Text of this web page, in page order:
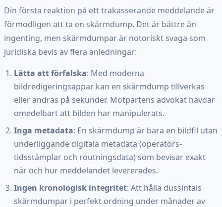
Din första reaktion på ett trakasserande meddelande är
förmodligen att ta en skärmdump. Det är bättre än
ingenting, men skärmdumpar är notoriskt svaga som
juridiska bevis av flera anledningar:
Lätta att förfalska: Med moderna
bildredigeringsappar kan en skärmdump tillverkas
eller ändras på sekunder. Motpartens advokat hävdar
omedelbart att bilden har manipulerats.
Inga metadata: En skärmdump är bara en bildfil utan
underliggande digitala metadata (operatörs-
tidsstämplar och routningsdata) som bevisar exakt
när och hur meddelandet levererades.
Ingen kronologisk integritet: Att hålla dussintals
skärmdumpar i perfekt ordning under månader av